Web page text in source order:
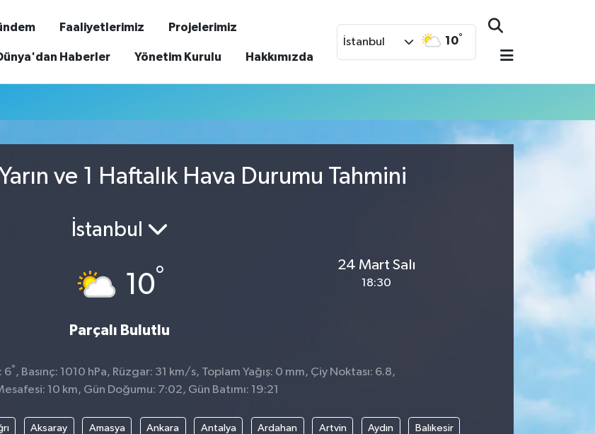
Faaliyetlerimiz Projelerimiz
Haberler Yönetim Kurulu Hakkımızda
İstanbul 10°
ve 1 Haftalık Hava Durumu Tahmini
İstanbul
10°
Parçalı Bulutlu
24 Mart Salı
18:30
6° , Basınç: 1010 hPa, Rüzgar: 31 km/s, Toplam Yağış: 0 mm, Çiy Noktası: 6.8,
10 km, Gün Doğumu: 7:02, Gün Batımı: 19:21
Aksaray Amasya Ankara Antalya Ardahan Artvin Aydın Balıkesir